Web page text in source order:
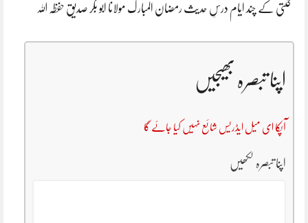
گنتی کے چند ایام درسِ حدیث رمضان المبارک مولانا ابو بکر صدیق حفظہ اللہ
اپنا تبصرہ بھیجیں
آپکا ای میل ایڈریس شائع نہیں کیا جائے گا
اپنا تبصرہ لکھیں